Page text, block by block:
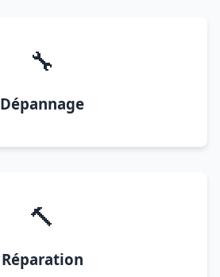
🔧
Dépannage
🔨
Réparation